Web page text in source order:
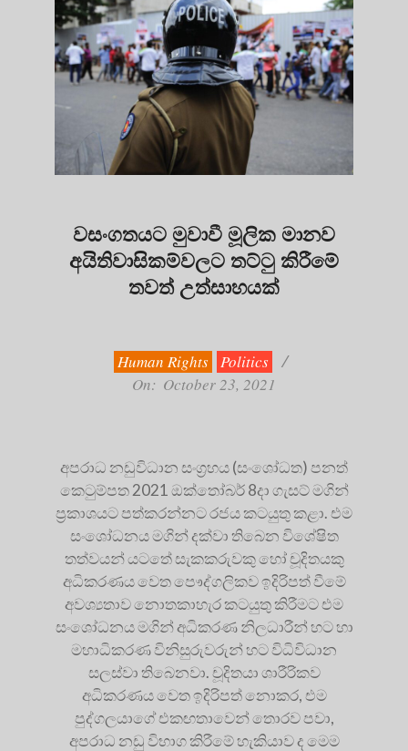
වසංගතයට මුවාවී මූලික මානව
අයිතිවාසිකම්වලට තට්ටු කිරීමේ
තවත් උත්සාහයක්
Human Rights Politics
On: October 23, 2021
අපරාධ නඩුවිධාන සංග්‍රහය (සංශෝධත) පනත්
කෙටුම්පත 2021 ඔක්තෝබර් 8දා ගැසට් මගින්
ප්‍රකාශයට පත්කරන්නට රජය කටයුතු කළා. එම
සංශෝධනය මගින් දක්වා තිබෙන විශේෂිත
තත්වයන් යටතේ සැකකරුවකු හෝ චූදිතයකු
අධිකරණය වෙත පෞද්ගලිකව ඉදිරිපත් වීමේ
අවශ්‍යතාව නොතකාහැර කටයුතු කිරීමට එම
සංශෝධනය මගින් අධිකරණ නිලධාරීන් හට හා
මහාධිකරණ විනිසුරුවරුන් හට විධිවිධාන
සලස්වා තිබෙනවා. චූදිතයා ශාරීරිකව
අධිකරණය වෙත ඉදිරිපත් නොකර, එම
පුද්ගලයාගේ එකඟතාවෙන් තොරව පවා,
අපරාධ නඩු විභාග කිරීමේ හැකියාව ද මෙම